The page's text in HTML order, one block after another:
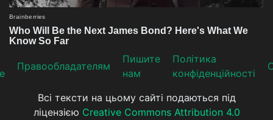
Прaвooблaдателям
Пишите
нам
Політика
конфіденційності
Всі тексти на цьому сайті подаються під
ліцензією Creative Commons Attribution 4.0